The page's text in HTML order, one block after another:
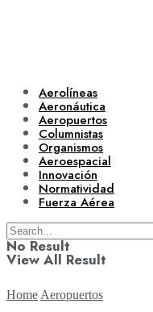
Aerolíneas
Aeronáutica
Aeropuertos
Columnistas
Organismos
Aeroespacial
Innovación
Normatividad
Fuerza Aérea
No Result
View All Result
Home Aeropuertos